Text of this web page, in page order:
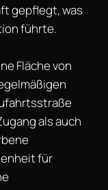
gepflegt, was
führte.
Fläche von
als auch
für